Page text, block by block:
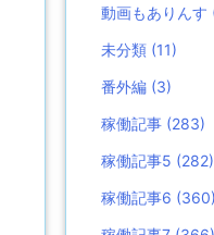
動画もありんす
未分類 (11)
番外編 (3)
稼働記事 (283)
稼働記事5 (282)
稼働記事6 (360)